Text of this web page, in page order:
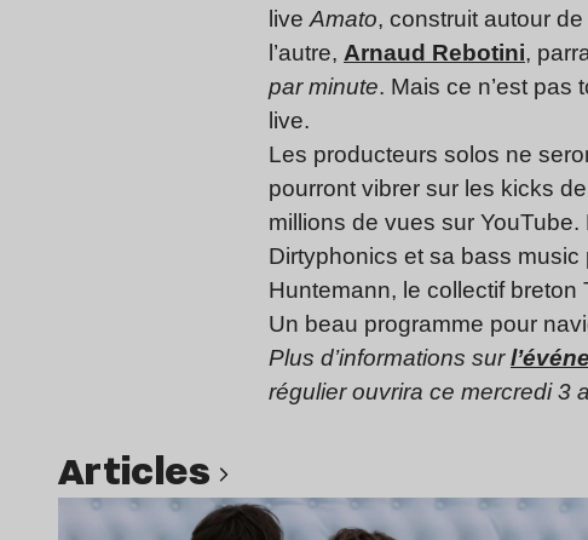
liveAmato, construit autour
l’autre, Arnaud Rebotini,
par minute. Mais ce n’est pas
live.
Les producteurs solos ne
pourront vibrer sur les kicks de
millions de vues sur
Dirtyphonics et sa bass
Huntemann, le collectif breton
Un beau programme pour
Plus d’informations sur
régulier ouvrira ce mercredi 3
Articles
Lire l’article